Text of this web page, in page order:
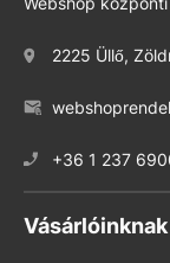
2225 Üllő,
+36 1 237
Vásárlóinknak